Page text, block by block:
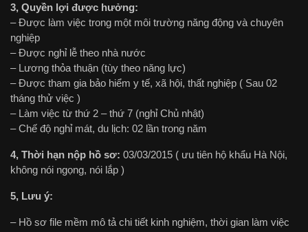
3, Quyền lợi được hưởng:
– Được làm việc trong một môi trường năng động và chuyên
nghiệp
– Được nghỉ lễ theo nhà nước
– Lương thỏa thuận (tùy theo năng lực)
– Được tham gia bảo hiểm y tế, xã hội, thất nghiệp ( Sau 02
tháng thử việc )
– Làm việc từ thứ 2 – thứ 7 (nghỉ Chủ nhật)
– Chế độ nghỉ mát, du lịch: 02 lần trong năm
4, Thời hạn nộp hồ sơ: 03/03/2015 ( ưu tiên hộ khẩu Hà Nội,
không nói ngọng, nói lắp )
5, Lưu ý:
– Hồ sơ file mềm mô tả chi tiết kinh nghiệm, thời gian làm việc